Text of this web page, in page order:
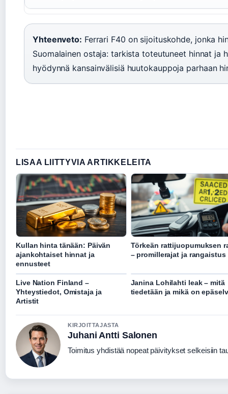
Yhteenveto: Ferrari F40 on sijoituskohde, jonka
Suomalainen ostaja: tarkista toteutuneet hinnat ja
hyödynnä kansainvälisiä huutokauppoja parhaan
LISAA LIITTYVIA ARTIKKELEITA
Kullan hinta tänään: Päivän
ajankohtaiset hinnat ja
ennusteet
Törkeän rattijuopumuksen
– promillerajat ja rangaistus
Live Nation Finland –
Yhteystiedot, Omistaja ja
Artistit
Janina Lohilahti leak – mitä
tiedetään ja mikä on
KIRJOITTAJASTA
Juhani Antti Salonen
Toimitus yhdistää nopeat päivitykset selkeisiin